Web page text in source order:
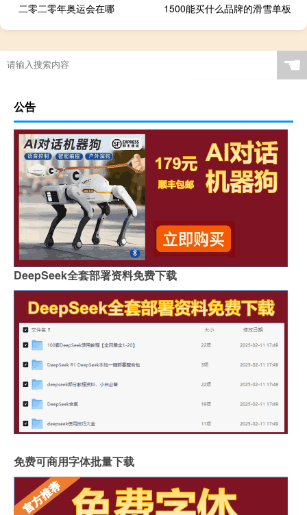
二零二零年奥运会在哪
1500能买什么品牌的滑雪单板
大二武术学什么
艾尔登法环太阳等级
滑雪几岁可以学了
什么是足球运动损伤 ☚
公告
DeepSeek全套部署资料免费下载
免费可商用字体批量下载